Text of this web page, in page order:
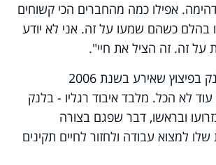
אפילו כמה מהחברים הכי קשוחים
בהלם כשהם שמעו על זה. אני לא יודע
על זה. זה הציל את חיי".
את רגליו איבד בלנק בפיצוץ שאירע בשנת 2006
לא הכל. מלבד איבוד רגליו - בלנק
ובראשו, דבר שפגם בצורה
למצוא עבודה ולחזור לחיים תקינים